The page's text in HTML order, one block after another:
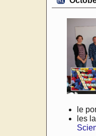
le
les